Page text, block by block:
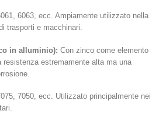
6063, ecc. Ampiamente utilizzato nella
trasporti e macchinari.
in alluminio): Con zinco come elemento
resistenza estremamente alta ma una
7050, ecc. Utilizzato principalmente nei